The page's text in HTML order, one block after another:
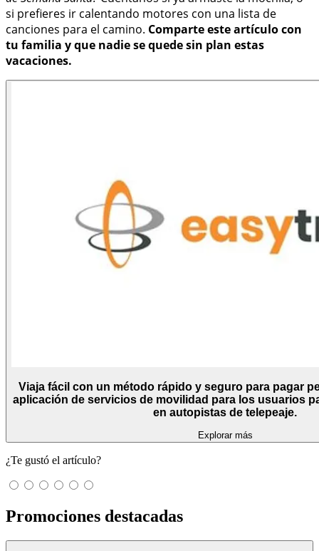
si prefieres ir calentando motores con una lista de
canciones para el camino. Comparte este artículo con
tu familia y que nadie se quede sin plan estas
vacaciones.
Viaja fácil con un método rápido y seguro para pagar
aplicación de servicios de movilidad para los usuarios
en autopistas de telepeaje.
Explorar más
¿Te gustó el artículo?
Promociones destacadas